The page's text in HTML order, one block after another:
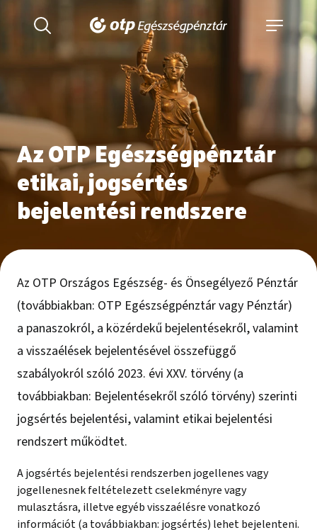
Az OTP Egészségpénztár
etikai, jogsértés
bejelentési rendszere
Az OTP Országos Egészség- és Önsegélyező Pénztár
(továbbiakban: OTP Egészségpénztár vagy Pénztár)
a panaszokról, a közérdekű bejelentésekről, valamint
a visszaélések bejelentésével összefüggő
szabályokról szóló 2023. évi XXV. törvény (a
továbbiakban: Bejelentésekről szóló törvény) szerinti
jogsértés bejelentési, valamint etikai bejelentési
rendszert működtet.
A jogsértés bejelentési rendszerben jogellenes vagy
jogellenesnek feltételezett cselekményre vagy
mulasztásra, illetve egyéb visszaélésre vonatkozó
információt (a továbbiakban: jogsértés) lehet bejelenteni.